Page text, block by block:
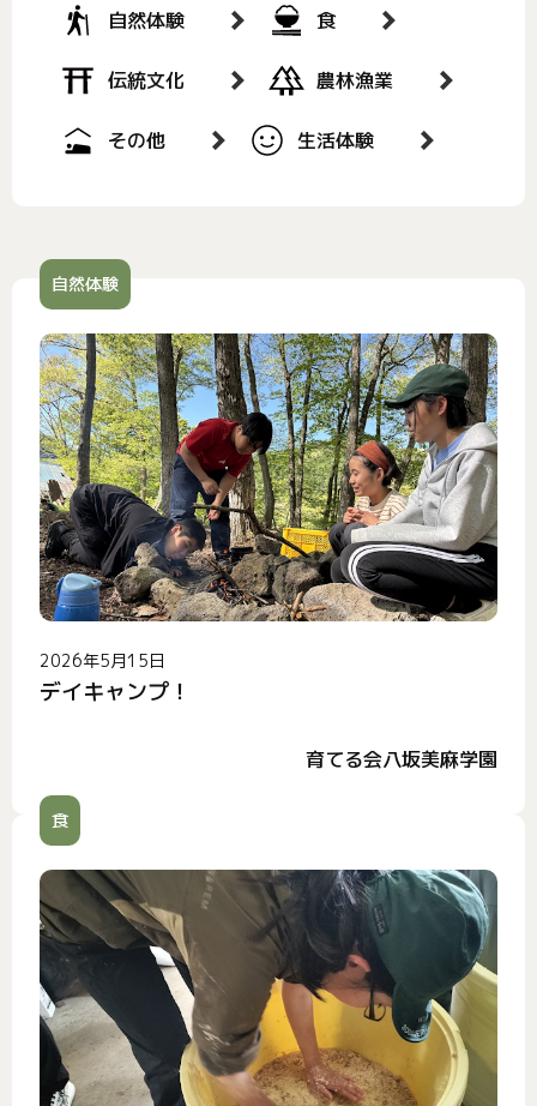
自然体験 食
伝統文化 農林漁業
その他 生活体験
自然体験
2026年5月15日
デイキャンプ！
育てる会八坂美麻学園
食